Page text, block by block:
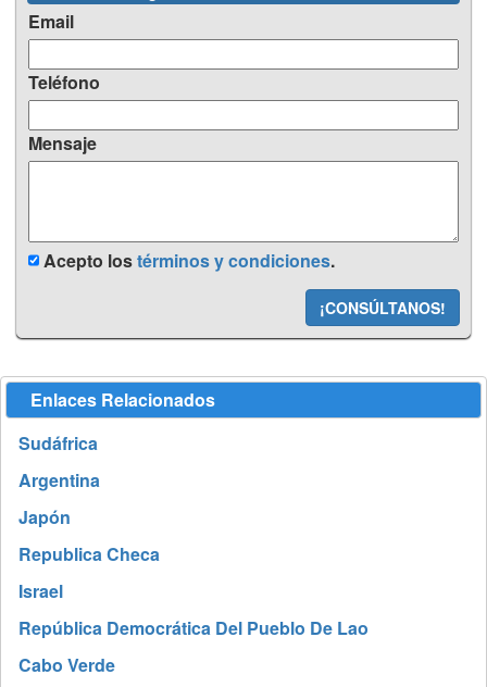
Email
Teléfono
Mensaje
Acepto lostérminos y condiciones.
¡CONSÚLTANOS!
Enlaces Relacionados
Sudáfrica
Argentina
Japón
Republica Checa
Israel
República Democrática Del Pueblo De Lao
Cabo Verde